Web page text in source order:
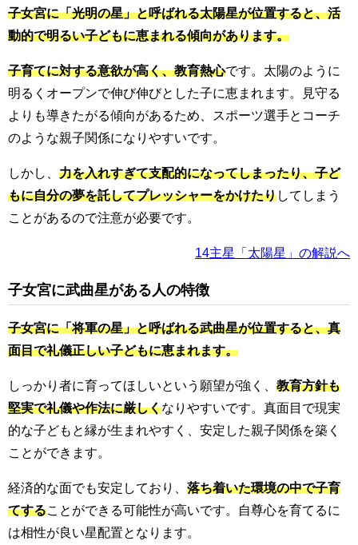
子女宮に「光明の星」と呼ばれる太陽星が位置すると、活
動的で明るい子どもに恵まれる傾向があります。
子育てに対する意欲が高く、教育熱心です。太陽のように
明るくオープンで伸び伸びとした子に恵まれます。見守る
よりも導きたがる傾向があるため、スポーツ選手とコーチ
のような親子関係になりやすいです。
しかし、 力を入れすぎて支配的になってしまったり、子ど
もに自分の夢を託してプレッシャーをかけたりしてしまう
ことがあるので注意が必要です。
14主星「太陽星」の解説へ
子女宮に武曲星がある人の特徴
子女宮に「将軍の星」と呼ばれる武曲星が位置すると、真
面目で礼儀正しい子どもに恵まれます。
しっかり者に育ってほしいという願望が強く、 教育方針も
堅実で礼儀や作法に厳しくなりやすいです。真面目で現実
的な子どもと縁が生まれやすく、安定した親子関係を築く
ことができます。
経済的な面でも安定しており、 落ち着いた環境の中で子育
てする ことができる可能性が高いです。自尊心を育てるに
は相性が良い星配置となります。